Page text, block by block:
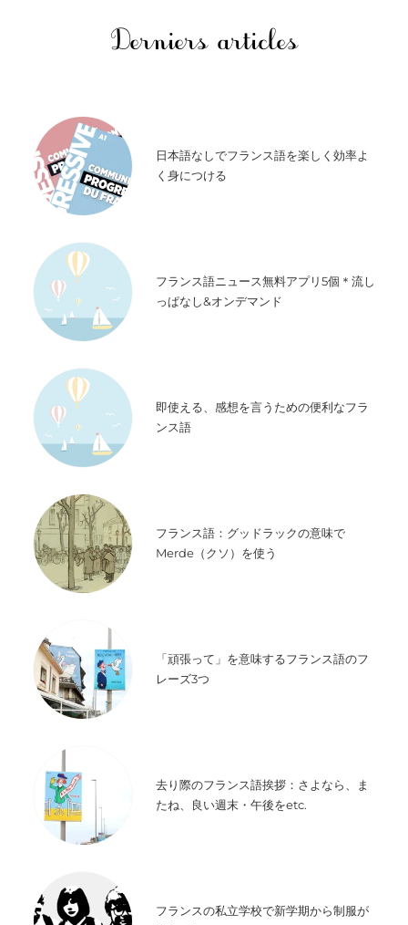
Derniers articles
日本語なしでフランス語を楽しく効率よ
く身につける
フランス語ニュース無料アプリ5個＊流し
っぱなし&オンデマンド
即使える、感想を言うための便利なフラ
ンス語
フランス語：グッドラックの意味で
Merde（クソ）を使う
「頑張って」を意味するフランス語のフ
レーズ3つ
去り際のフランス語挨拶：さよなら、ま
たね、良い週末・午後をetc.
フランスの私立学校で新学期から制服が